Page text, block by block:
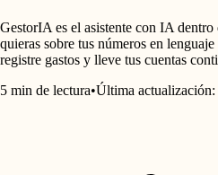
GestorIA es el asistente con IA
quieras sobre tus números en
registre gastos y lleve tus cuentas
5 min de lectura•Última